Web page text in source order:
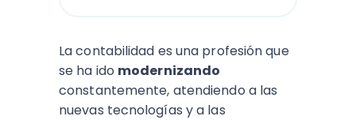
La contabilidad es una profesión que
se ha ido modernizando
constantemente, atendiendo a las
nuevas tecnologías y a las